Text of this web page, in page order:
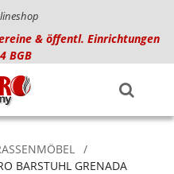
& öffentl. Einrichtungen
BGB
BARSTUHL GRENADA